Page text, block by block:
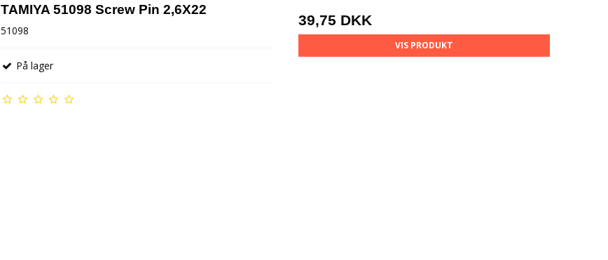
TAMIYA 51098 Screw Pin 2,6X22
51098
På lager
39,75 DKK
VIS PRODUKT